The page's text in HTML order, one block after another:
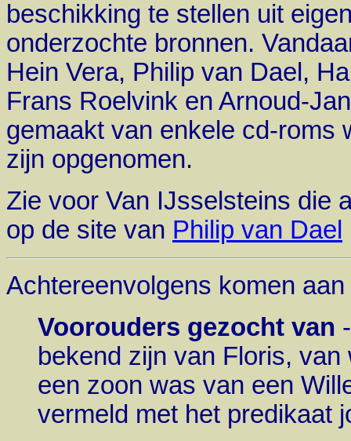
beschikking te stellen uit
onderzochte bronnen.
Hein Vera, Philip van Dael,
Frans Roelvink en Arnoud-
gemaakt van enkele cd-roms
zijn opgenomen.
Zie voor Van IJsselsteins die
op de site van Philip van Dael
Achtereenvolgens komen
Voorouders gezocht van
bekend zijn van Floris,
een zoon was van een
vermeld met het predikaat